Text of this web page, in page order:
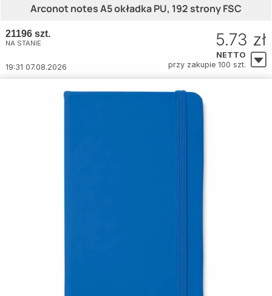
Arconot notes A5 okładka PU, 192 strony FSC
21196 szt.
NA STANIE
19:31 07.08.2026
5.73 zł
NETTO
przy zakupie 100 szt.